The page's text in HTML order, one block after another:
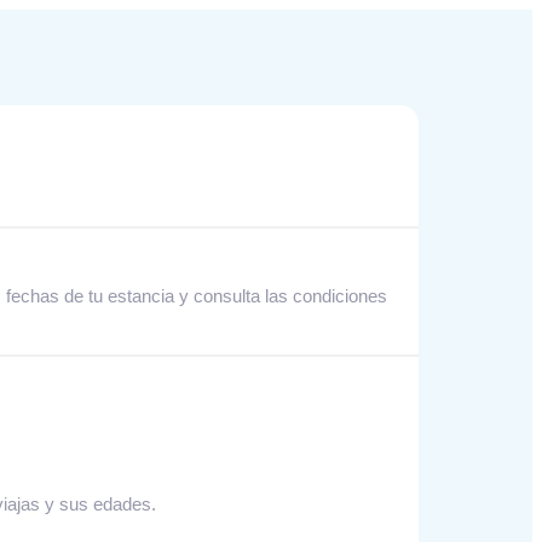
de tu estancia y consulta las condiciones
y sus edades.